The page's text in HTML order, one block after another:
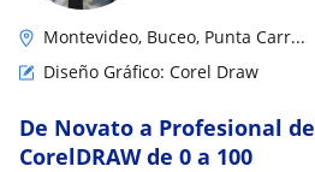
Montevideo, Buceo, Punta Carr...
Diseño Gráfico: Corel Draw
De Novato a Profesional
CorelDRAW de 0 a 100